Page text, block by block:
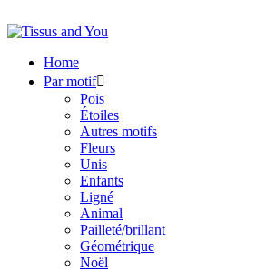
Home
Par motif
Pois
Étoiles
Autres motifs
Fleurs
Unis
Enfants
Ligné
Animal
Pailleté/brillant
Géométrique
Noël